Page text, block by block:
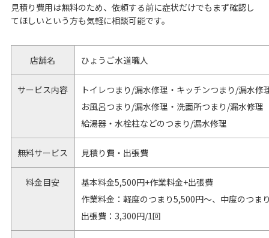
見積り費用は無料のため、依頼する前に症状だけでもまず確認し
てほしいという方も気軽に相談可能です。
店舗名 ひょうご水道職人
サービス内容
トイレつまり/漏水修理・キッチンつまり/漏水修
お風呂つまり/漏水修理・洗面所つまり/漏水修理
給湯器・水栓柱などのつまり/漏水修理
無料サービス 見積り費・出張費
料金目安
基本料金5,500円+作業料金+出張費
作業料金：軽度のつまり5,500円～、中度のつま
出張費：3,300円/1回